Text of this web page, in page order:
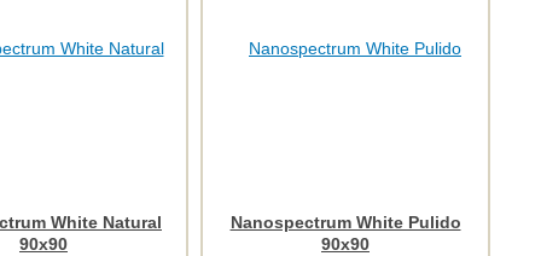
White Natural
90x90
Nanospectrum White Pulido
90x90